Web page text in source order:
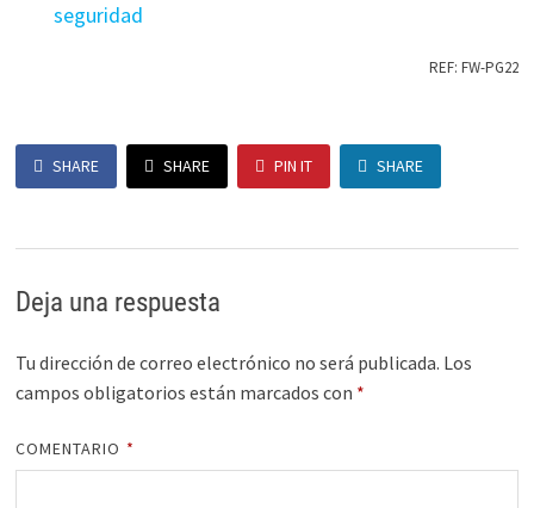
seguridad
REF: FW-PG22
SHARE SHARE PIN IT SHARE
Deja una respuesta
Tu dirección de correo electrónico no será publicada. Los
campos obligatorios están marcados con *
COMENTARIO *